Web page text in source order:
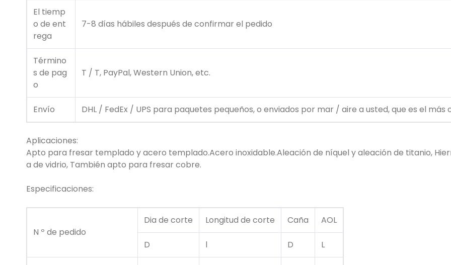
El tiemp
o de ent
rega
7-8 días hábiles después de confirmar el pedido
Término
s de pag
o
T / T, PayPal, Western Union, etc.
Envío DHL / FedEx / UPS para paquetes pequeños, o enviados por mar / aire a usted, que es el
Aplicaciones:
Apto para fresar templado y acero templado.Acero inoxidable.Aleación de níquel y aleación de titanio,
a de vidrio, También apto para fresar cobre.
Especificaciones:
N º de pedido
Dia de corte Longitud de corte Caña AOL
D l D L